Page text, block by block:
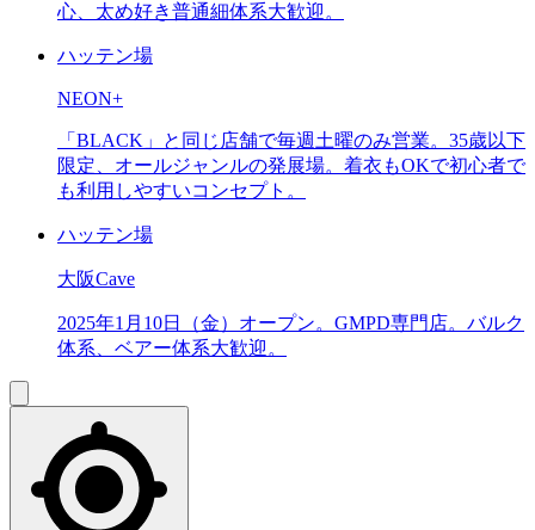
心、太め好き普通細体系大歓迎。
ハッテン場
NEON+
「BLACK」と同じ店舗で毎週土曜のみ営業。35歳以下
限定、オールジャンルの発展場。着衣もOKで初心者で
も利用しやすいコンセプト。
ハッテン場
大阪Cave
2025年1月10日（金）オープン。GMPD専門店。バルク
体系、ベアー体系大歓迎。